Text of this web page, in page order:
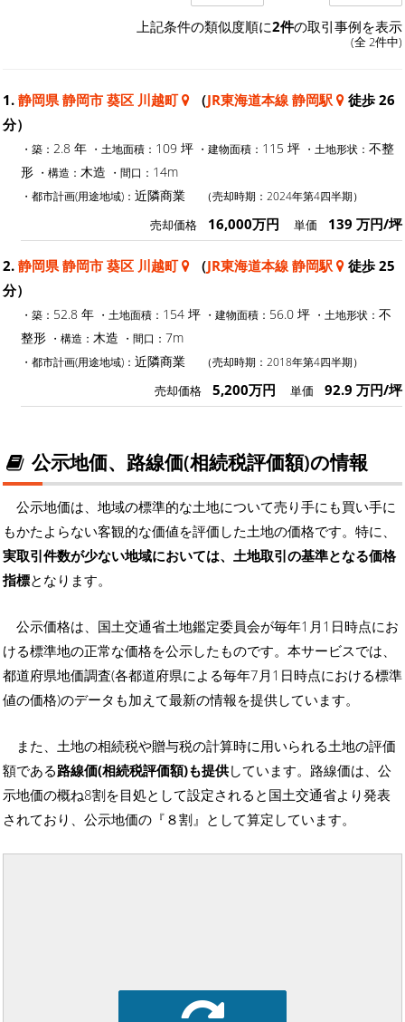
上記条件の類似度順に2件の取引事例を表示
(全 2件中)
1. 静岡県 静岡市 葵区 川越町 （JR東海道本線 静岡駅
徒歩 26
分）
・築： 2.8 年 ・土地面積： 109 坪 ・建物面積： 115 坪 ・土地形状： 不整
形 ・構造： 木造 ・間口： 14m
・都市計画(用途地域)： 近隣商業 （売却時期：2024年第4四半期）
売却価格 16,000万円 単価 139 万円/坪
2. 静岡県 静岡市 葵区 川越町 （JR東海道本線 静岡駅
徒歩 25
分）
・築： 52.8 年 ・土地面積： 154 坪 ・建物面積： 56.0 坪 ・土地形状： 不
整形 ・構造： 木造 ・間口： 7m
・都市計画(用途地域)： 近隣商業 （売却時期：2018年第4四半期）
売却価格 5,200万円 単価 92.9 万円/坪
公示地価、路線価(相続税評価額)の情報
公示地価は、地域の標準的な土地について売り手にも買い手に
もかたよらない客観的な価値を評価した土地の価格です。特に、
実取引件数が少ない地域においては、土地取引の基準となる価格
指標となります。
公示価格は、国土交通省土地鑑定委員会が毎年1月1日時点にお
ける標準地の正常な価格を公示したものです。本サービスでは、
都道府県地価調査(各都道府県による毎年7月1日時点における標準
値の価格)のデータも加えて最新の情報を提供しています。
また、土地の相続税や贈与税の計算時に用いられる土地の評価
額である路線価(相続税評価額)も提供しています。路線価は、公
示地価の概ね8割を目処として設定されると国土交通省より発表
されており、公示地価の『８割』として算定しています。